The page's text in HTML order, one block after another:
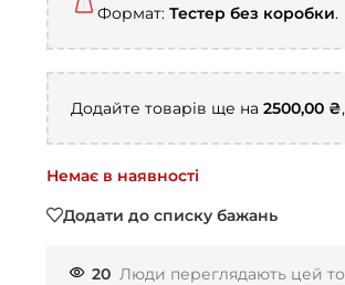
Формат: Тестер без коробки.
Додайте товарів ще на 2500,00 ₴
Немає в наявності
Додати до списку бажань
20 Люди переглядають цей